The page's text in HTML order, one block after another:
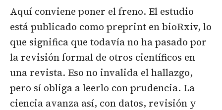
Aquí conviene poner el freno. El estudio
está publicado como preprint en bioRxiv, lo
que significa que todavía no ha pasado por
la revisión formal de otros científicos en
una revista. Eso no invalida el hallazgo,
pero sí obliga a leerlo con prudencia. La
ciencia avanza así, con datos, revisión y